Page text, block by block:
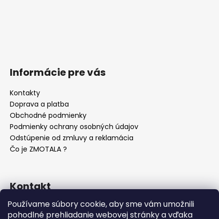
Používame súbory cookie, aby sme vám umožnili
pohodlné prehliadanie webovej stránky a vďaka
Informácie pre vás
Kontakty
Doprava a platba
Obchodné podmienky
Podmienky ochrany osobných údajov
Odstúpenie od zmluvy a reklamácia
Čo je ZMOTALA ?
Kontakt
info@zmotala.sk